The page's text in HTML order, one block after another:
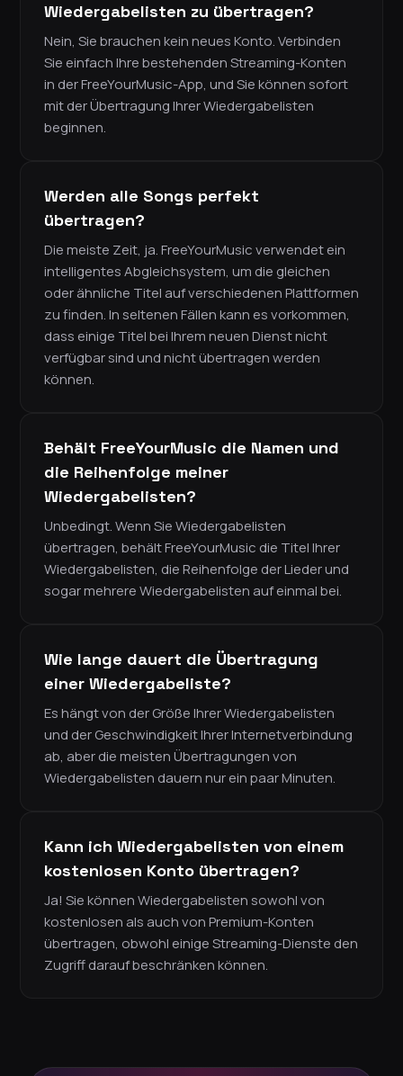
Wiedergabelisten zu übertragen?
Nein, Sie brauchen kein neues Konto. Verbinden
Sie einfach Ihre bestehenden Streaming-Konten
in der FreeYourMusic-App, und Sie können sofort
mit der Übertragung Ihrer Wiedergabelisten
beginnen.
Werden alle Songs perfekt
übertragen?
Die meiste Zeit, ja. FreeYourMusic verwendet ein
intelligentes Abgleichsystem, um die gleichen
oder ähnliche Titel auf verschiedenen Plattformen
zu finden. In seltenen Fällen kann es vorkommen,
dass einige Titel bei Ihrem neuen Dienst nicht
verfügbar sind und nicht übertragen werden
können.
Behält FreeYourMusic die Namen und
die Reihenfolge meiner
Wiedergabelisten?
Unbedingt. Wenn Sie Wiedergabelisten
übertragen, behält FreeYourMusic die Titel Ihrer
Wiedergabelisten, die Reihenfolge der Lieder und
sogar mehrere Wiedergabelisten auf einmal bei.
Wie lange dauert die Übertragung
einer Wiedergabeliste?
Es hängt von der Größe Ihrer Wiedergabelisten
und der Geschwindigkeit Ihrer Internetverbindung
ab, aber die meisten Übertragungen von
Wiedergabelisten dauern nur ein paar Minuten.
Kann ich Wiedergabelisten von einem
kostenlosen Konto übertragen?
Ja! Sie können Wiedergabelisten sowohl von
kostenlosen als auch von Premium-Konten
übertragen, obwohl einige Streaming-Dienste den
Zugriff darauf beschränken können.